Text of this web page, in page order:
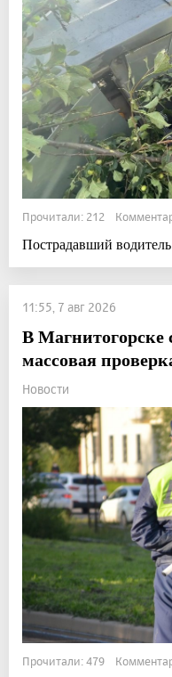
Прочитали: 212
Пострадавший водитель
11:55, 7 авг 2026
В Магнитогорске
массовая
Новости
Прочитали: 479